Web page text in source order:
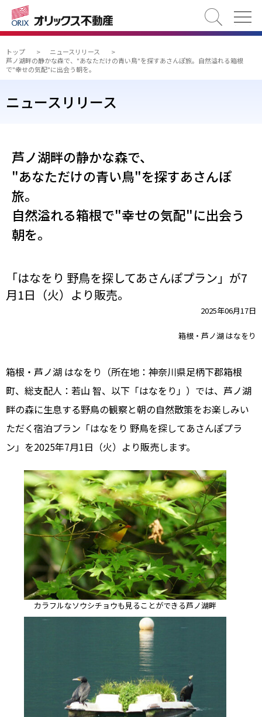
検索
トップ > ニュースリリース
>
芦ノ湖畔の静かな森で、"あなただけの青い鳥"を探すあさんぽ旅。自然溢れる箱根
で"幸せの気配"に出会う朝を。
ニュースリリース
芦ノ湖畔の静かな森で、
"あなただけの青い鳥"を探すあさんぽ
旅。
自然溢れる箱根で"幸せの気配"に出会う
朝を。
「はなをり 野鳥を探してあさんぽプラン」が7
月1日（火）より販売。
2025年06月17日
箱根・芦ノ湖 はなをり
箱根・芦ノ湖 はなをり（所在地：神奈川県足柄下郡箱根
町、総支配人：若山 智、以下「はなをり」）では、芦ノ湖
畔の森に生息する野鳥の観察と朝の自然散策をお楽しみい
ただく宿泊プラン「はなをり 野鳥を探してあさんぽプラ
ン」を2025年7月1日（火）より販売します。
カラフルなソウシチョウも見ることができる芦ノ湖畔